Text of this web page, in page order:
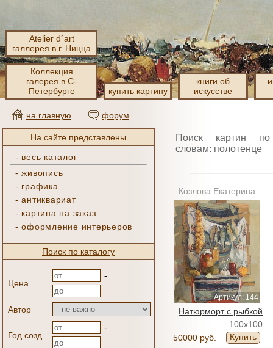
Atelier d´art
галлерея в г. Ницца
Коллекция
галерея в С-
Петербурге
купить картину
книги об
искусстве
на главную форум
На сайте представлены
- весь каталог
-живопись
- графика
-антиквариат
- картина на заказ
-оформление интерьеров
Поиск по каталогу
Цена
-
Автор
Год созд.
-
Поиск картин
словам: полотенце
Козлова Екатерина
Артикул: 144
Натюрморт с рыбкой
100x100
50000 руб.
Купить